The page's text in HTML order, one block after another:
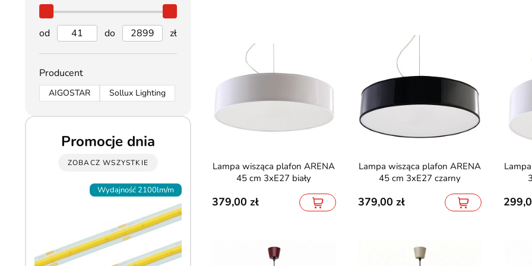
od do zł
Producent
AIGOSTAR Sollux Lighting
Promocje dnia
ZOBACZ WSZYSTKIE
Wydajność 2100lm/m
Lampa wisząca plafon ARENA
45 cm 3xE27 biały
379,00
Lampa wisząca plafon ARENA
45 cm 3xE27 czarny
379,00
Lampa wisząca plafon ARENA